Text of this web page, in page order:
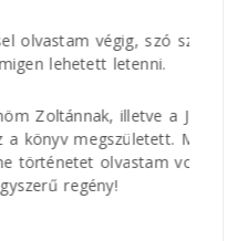
végig, szó szerint
letenni.
illetve a Jelen
megszületett. Mintha
olvastam volna.
regény!